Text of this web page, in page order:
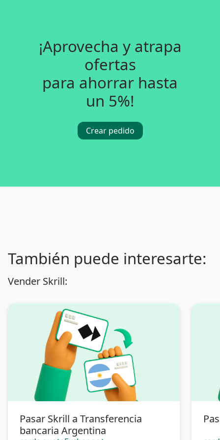
¡Aprovecha y atrapa
ofertas
para ahorrar hasta
un 5%!
Crear pedido
También puede interesarte:
Vender Skrill:
Pasar Skrill a Transferencia
bancaria Argentina